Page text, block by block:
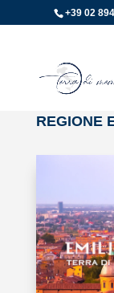
+39 02
Home»Regioni
REGIONE